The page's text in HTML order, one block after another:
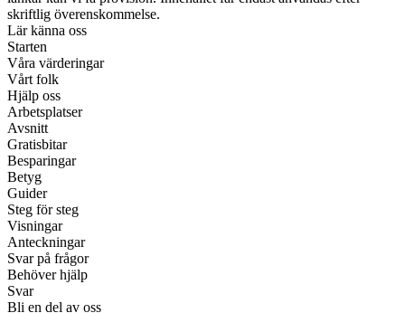
skriftlig överenskommelse.
Lär känna oss
Starten
Våra värderingar
Vårt folk
Hjälp oss
Arbetsplatser
Avsnitt
Gratisbitar
Besparingar
Betyg
Guider
Steg för steg
Visningar
Anteckningar
Svar på frågor
Behöver hjälp
Svar
Bli en del av oss